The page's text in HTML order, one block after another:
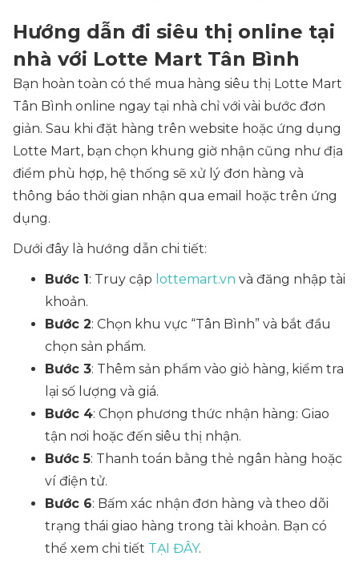
Hướng dẫn đi siêu thị online tại
nhà với Lotte Mart Tân Bình
Bạn hoàn toàn có thể mua hàng siêu thị Lotte Mart
Tân Bình online ngay tại nhà chỉ với vài bước đơn
giản. Sau khi đặt hàng trên website hoặc ứng dụng
Lotte Mart, bạn chọn khung giờ nhận cũng như địa
điểm phù hợp, hệ thống sẽ xử lý đơn hàng và
thông báo thời gian nhận qua email hoặc trên ứng
dụng.
Dưới đây là hướng dẫn chi tiết:
Bước 1: Truy cập lottemart.vn và đăng nhập tài
khoản.
Bước 2: Chọn khu vực “Tân Bình” và bắt đầu
chọn sản phẩm.
Bước 3: Thêm sản phẩm vào giỏ hàng, kiểm tra
lại số lượng và giá.
Bước 4: Chọn phương thức nhận hàng: Giao
tận nơi hoặc đến siêu thị nhận.
Bước 5: Thanh toán bằng thẻ ngân hàng hoặc
ví điện tử.
Bước 6: Bấm xác nhận đơn hàng và theo dõi
trạng thái giao hàng trong tài khoản. Bạn có
thể xem chi tiết TẠI ĐÂY.